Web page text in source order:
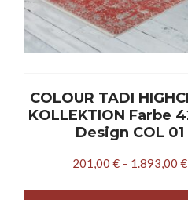
COLOUR TADI
KOLLEKTION Farbe
Design COL 01
201,00 € – 1.893,00 €